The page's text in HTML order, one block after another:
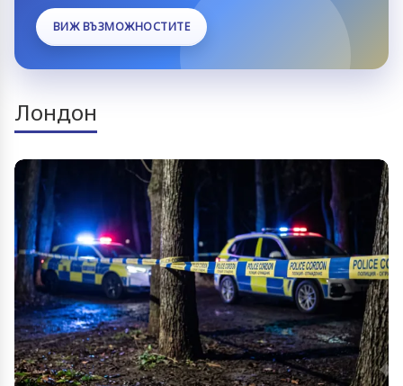
ВИЖ ВЪЗМОЖНОСТИТЕ
Лондон